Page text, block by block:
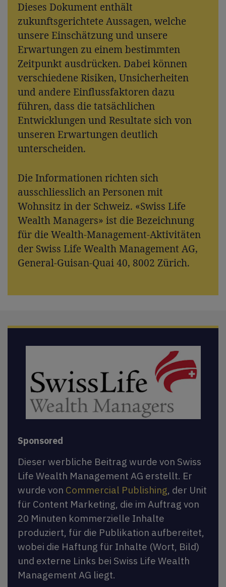
Dieses Dokument enthält
zukunftsgerichtete Aussagen, welche
unsere Einschätzung und unsere
Erwartungen zu einem bestimmten
Zeitpunkt ausdrücken. Dabei können
verschiedene Risiken, Unsicherheiten
und andere Einflussfaktoren dazu
führen, dass die tatsächlichen
Entwicklungen und Resultate sich von
unseren Erwartungen deutlich
unterscheiden.
Die Informationen richten sich
ausschliesslich an Personen mit
Wohnsitz in der Schweiz. «Swiss Life
Wealth Managers» ist die Bezeichnung
für die Wealth-Management-Aktivitäten
der Swiss Life Wealth Management AG,
General-Guisan-Quai 40, 8002 Zürich.
Sponsored
Dieser werbliche Beitrag wurde von Swiss
Life Wealth Management AG erstellt. Er
wurde von Commercial Publishing, der Unit
für Content Marketing, die im Auftrag von
20 Minuten kommerzielle Inhalte
produziert, für die Publikation aufbereitet,
wobei die Haftung für Inhalte (Wort, Bild)
und externe Links bei Swiss Life Wealth
Management AG liegt.